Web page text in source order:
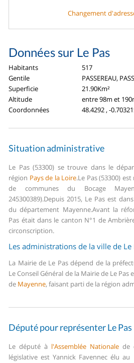
Changement
Données sur Le Pas
Habitants
517
Gentile
PASSEREAU,
Superficie
21.90Km²
Altitude
entre 98m et
Coordonnées
48.4292 , -
Situation administrative
Le Pas (53300) se trouve dans le
région Pays de la Loire.Le Pas (53300)
de communes du Bocage
245300389).Depuis 2015, Le Pas est
du département Mayenne.Avant la
Pas était dans le canton N°1 de
circonscription.
Les administrations de la ville de Le
La Mairie de Le Pas dépend de la
Le Conseil Général de la Mairie de Le
de Mayenne, faisant parti de la région
Député pour représenter Le Pas
Le député à l'Assemblée Nationale de
législative est Yannick Favennec élu